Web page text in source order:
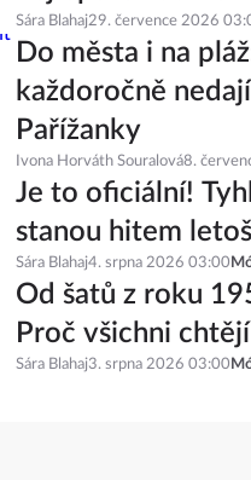
Sára Blahaj29. července 2026
Do města i na
každoročně
Pařížanky
Ivona Horváth Souralová8.
Je to oficiální!
stanou hitem
Sára Blahaj4. srpna 2026 03:00
Od šatů z roku
Proč všichni
Sára Blahaj3. srpna 2026 03:00